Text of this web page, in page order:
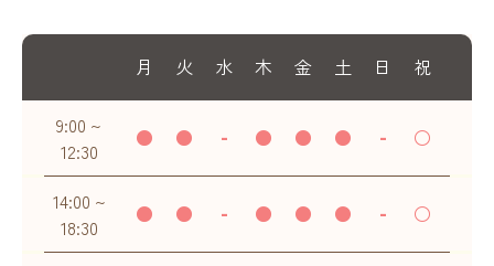
月 火 水 木 金 土 日 祝
9:00 ~
12:30
● ● - ● ● ● - ○
14:00 ~
18:30
● ● - ● ● ● - ○